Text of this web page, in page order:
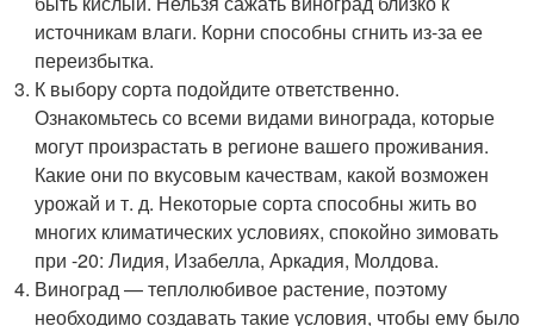
источникам влаги. Корни способны сгнить из-за ее
переизбытка.
К выбору сорта подойдите ответственно.
Ознакомьтесь со всеми видами винограда, которые
могут произрастать в регионе вашего проживания.
Какие они по вкусовым качествам, какой возможен
урожай и т. д. Некоторые сорта способны жить во
многих климатических условиях, спокойно зимовать
при -20: Лидия, Изабелла, Аркадия, Молдова.
Виноград — теплолюбивое растение, поэтому
необходимо создавать такие условия, чтобы ему было